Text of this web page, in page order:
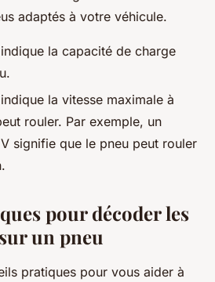
adaptés à votre véhicule.
la capacité de charge
la vitesse maximale à
rouler. Par exemple, un
signifie que le pneu peut rouler
pour décoder les
un pneu
pratiques pour vous aider à